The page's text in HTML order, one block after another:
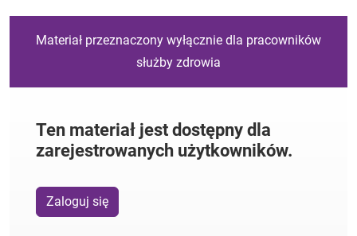
Materiał przeznaczony wyłącznie dla pracowników
służby zdrowia
Ten materiał jest dostępny dla
zarejestrowanych użytkowników.
Zaloguj się